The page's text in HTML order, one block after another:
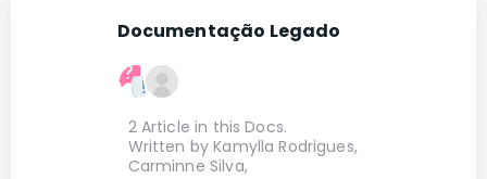
Documentação Legado
2 Article in this Docs.
Written by Kamylla Rodrigues,
Carminne Silva,